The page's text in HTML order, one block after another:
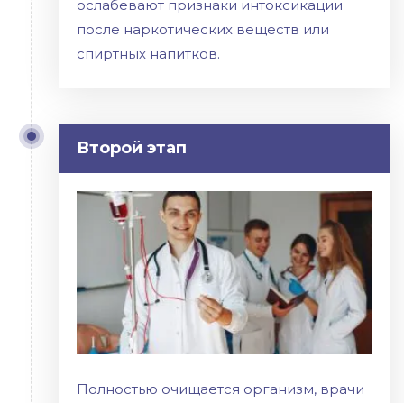
ослабевают признаки интоксикации
после наркотических веществ или
спиртных напитков.
Второй этап
Полностью очищается организм, врачи